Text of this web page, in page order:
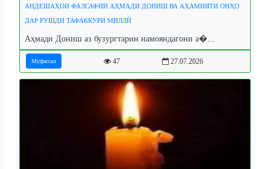
АНДЕШАҲОИ ФАЛСАФИИ АҲМАДИ ДОНИШ ВА АҲАМИЯТИ ОНҲО
ДАР РУШДИ ТАФАККУРИ МИЛЛӢ
Аҳмади Дониш аз бузургтарин намояндагони а�...
Муфассал 47 27.07.2026